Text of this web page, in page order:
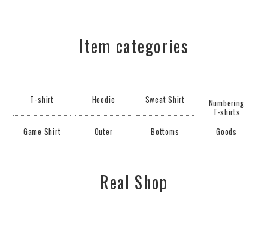
Item categories
T-shirt Hoodie Sweat Shirt Numbering
T-shirts
Game Shirt
Outer Bottoms Goods
Real Shop